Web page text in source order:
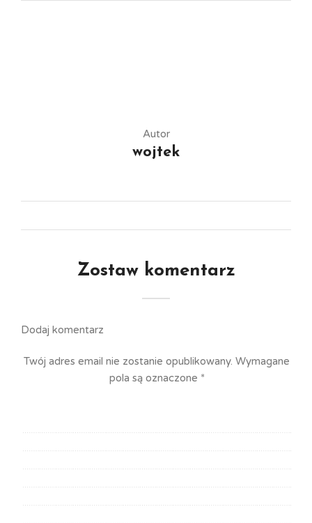
Autor
wojtek
Zostaw komentarz
Dodaj komentarz
Twój adres email nie zostanie opublikowany. Wymagane
pola są oznaczone *